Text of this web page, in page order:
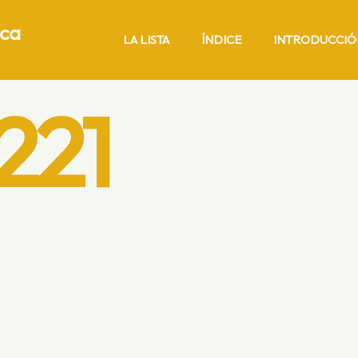
LA LISTA ÍNDICE